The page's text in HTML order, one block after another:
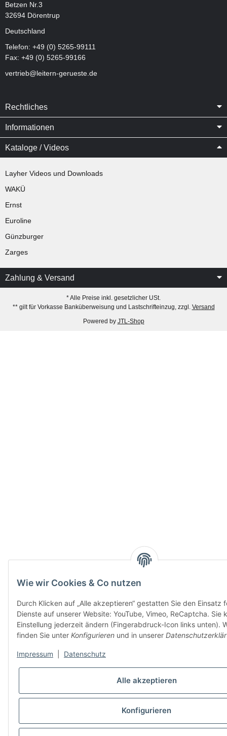
Betzen Nr.3
32694 Dörentrup
Deutschland
Telefon: +49 (0) 5265-99111
Fax: +49 (0) 5265-99166
vertrieb@leitern-gerueste.de
Rechtliches
Informationen
Kataloge / Videos
Layher Videos und Downloads
WAKÜ
Ernst
Euroline
Günzburger
Zarges
Zahlung & Versand
* Alle Preise inkl. gesetzlicher USt.
** gilt für Vorkasse Banküberweisung und Lastschrifteinzug, zzgl. Versand
Powered by JTL-Shop
Wie wir Cookies & Co nutzen
Durch Klicken auf „Alle akzeptieren“ gestatten Sie den Einsatz
Dienste auf unserer Website: YouTube, Vimeo, ReCaptcha. Sie
Einstellung jederzeit ändern (Fingerabdruck-Icon links unten).
finden Sie unter Konfigurieren und in unserer
Impressum Datenschutz
Alle akzeptieren
Konfigurieren